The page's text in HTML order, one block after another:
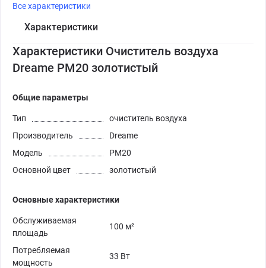
Все характеристики
Характеристики
Характеристики Очиститель воздуха
Dreame PM20 золотистый
Общие параметры
Тип
очиститель воздуха
Производитель
Dreame
Модель
PM20
Основной цвет
золотистый
Основные характеристики
Обслуживаемая
площадь
100 м²
Потребляемая
мощность
33 Вт